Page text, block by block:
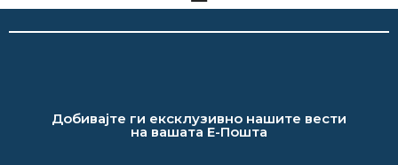
Добивајте ги ексклузивно нашите вести
на вашата Е-Пошта